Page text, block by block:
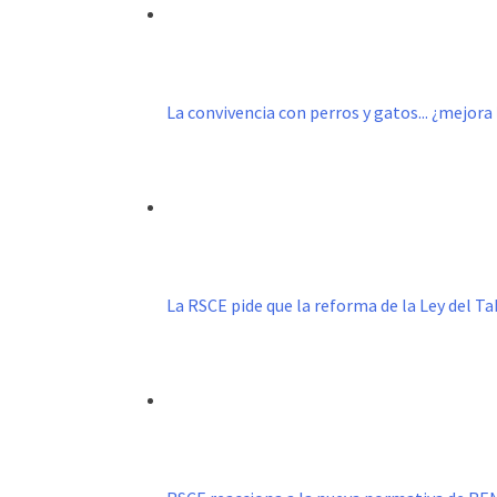
La convivencia con perros y gatos...
La RSCE pide que la reforma de la Ley del